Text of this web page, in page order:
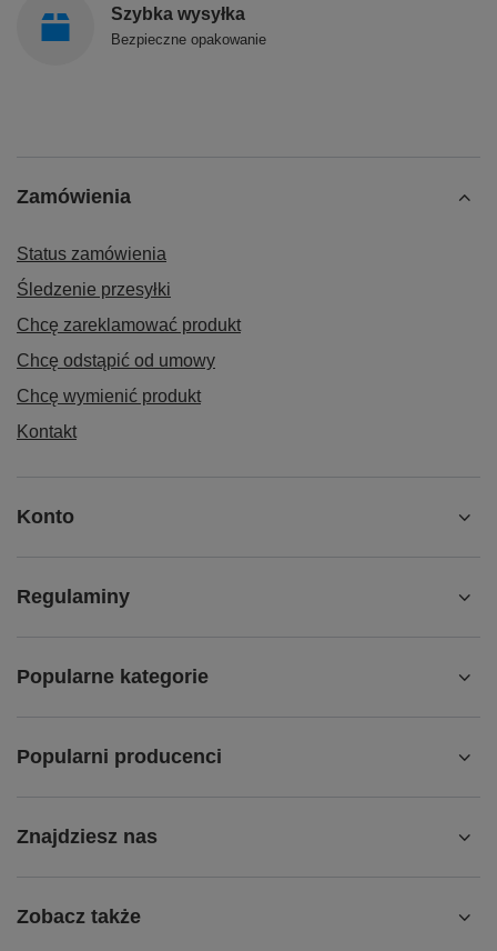
Szybka wysyłka
Bezpieczne opakowanie
Zamówienia
Status zamówienia
Śledzenie przesyłki
Chcę zareklamować produkt
Chcę odstąpić od umowy
Chcę wymienić produkt
Kontakt
Konto
Regulaminy
Popularne kategorie
Popularni producenci
Znajdziesz nas
Zobacz także